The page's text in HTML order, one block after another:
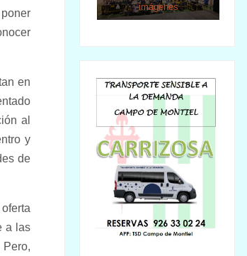
en
al
y
de
a las
imágenes